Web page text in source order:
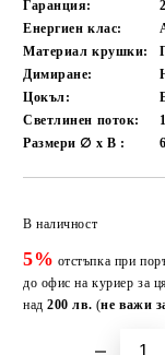
Гаранция:
Енергиен клас:
Материал крушки:
Димиране:
Цокъл:
Светлинен поток:
Размери ∅ x В :
В наличност
5% отстъпка при
до офис на куриер за
над 200 лв. (не важи